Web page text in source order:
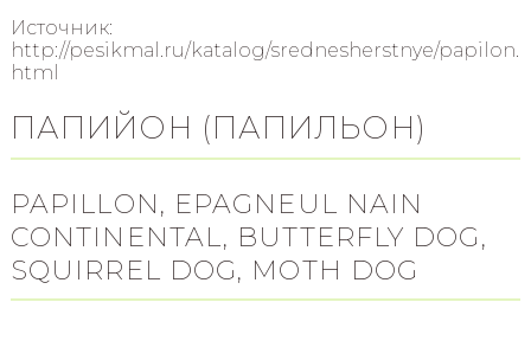
Источник:
http://pesikmal.ru/katalog/srednesherstnye/papilon.
html
ПАПИЙОН (ПАПИЛЬОН)
PAPILLON, EPAGNEUL NAIN
CONTINENTAL, BUTTERFLY DOG,
SQUIRREL DOG, MOTH DOG